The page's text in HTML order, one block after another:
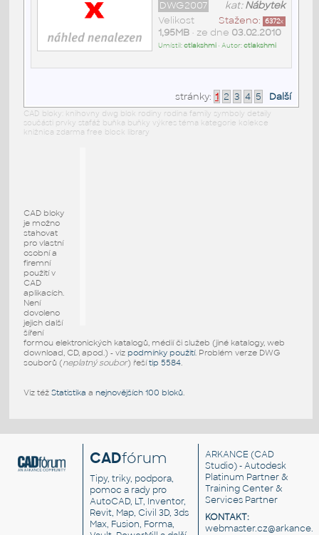
kat:Nábytek
DWG2007
Staženo: 6372x
Velikost
1,95MB• ze dne 03.02.2010
Umístil:ctlakshmi• Autor:ctlakshmi
stránky: 1 2 3 4 5 Další
CAD bloky: knihovny dwg blok rodiny rodina family symboly detaily
součásti prvky stafáž buňka buňky výkres téma kategorie kolekce
knižnica zdarma free block library
CAD bloky
je možno
stahovat
pro vlastní
osobní a
firemní
použití v
CAD
aplikacích.
Není
dovoleno
jejich další
šíření
formou elektronických katalogů, médií či služeb (jiné katalogy, web
download, CD, apod.) - viz podmínky použití. Problém verze DWG
souborů (neplatný soubor) řešítip 5584.
Viz též Statistika a nejnovějších 100 bloků.
CADfórum
Tipy, triky, podpora,
pomoc a rady pro
AutoCAD, LT, Inventor,
Revit, Map, Civil 3D, 3ds
Max, Fusion, Forma,
ARKANCE (CAD
Studio) - Autodesk
Platinum Partner &
Training Center &
Services Partner
KONTAKT: